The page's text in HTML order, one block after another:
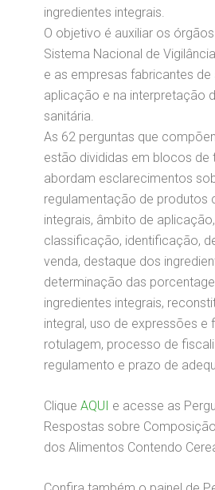
ingredientes integrais.
O objetivo é auxiliar os
Sistema Nacional de
e as empresas fabricantes de
aplicação e na interpretação
sanitária.
As 62 perguntas que
estão divididas em blocos de
abordam esclarecimentos
regulamentação de produtos
integrais, âmbito de
classificação, identificação,
venda, destaque dos
determinação das
ingredientes integrais,
integral, uso de expressões e
rotulagem, processo de
regulamento e prazo de
Clique AQUI e acesse as
Respostas sobre
dos Alimentos Contendo